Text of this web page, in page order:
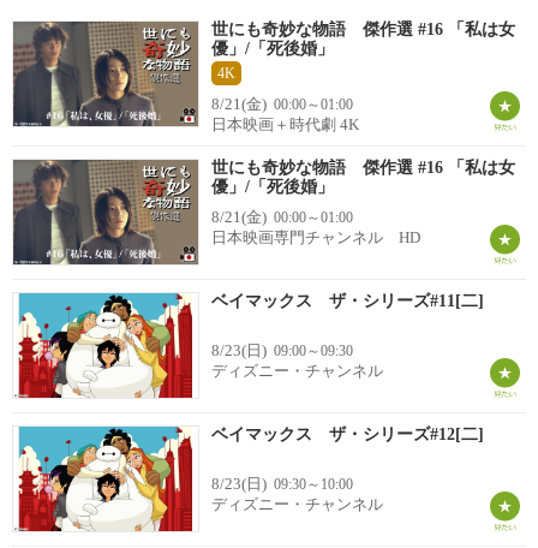
世にも奇妙な物語 傑作選 #16 「私は女
優」/「死後婚」
4K
8/21(金) 00:00～01:00
日本映画＋時代劇 4K
世にも奇妙な物語 傑作選 #16 「私は女
優」/「死後婚」
8/21(金) 00:00～01:00
日本映画専門チャンネル HD
ベイマックス ザ・シリーズ#11[二]
8/23(日) 09:00～09:30
ディズニー・チャンネル
ベイマックス ザ・シリーズ#12[二]
8/23(日) 09:30～10:00
ディズニー・チャンネル